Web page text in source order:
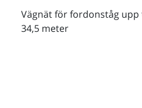
Vägnät för fordonståg upp
34,5 meter